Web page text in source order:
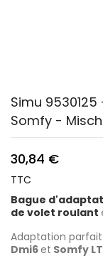
Simu
Somfy -
30,84 €
TTC
Bague
de volet roulant
Adaptation
Dmi6et Somfy